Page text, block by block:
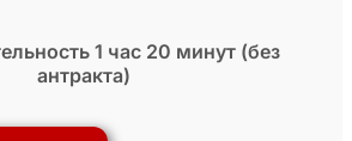
1 час 20 минут (без
антракта)